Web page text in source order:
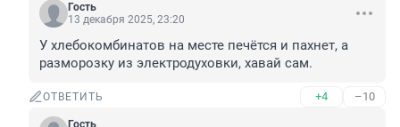
Гость
13 декабря 2025, 23:20
У хлебокомбинатов на месте печётся и пахнет, а
разморозку из электродуховки, хавай сам.
ОТВЕТИТЬ +4 –10
Гость